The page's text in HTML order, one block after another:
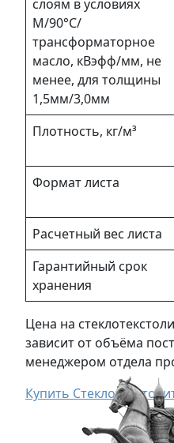
слоям в условиях
М/90°C/
трансформаторное
масло, кВэфф/мм, не
менее, для толщины
1,5мм/3,0мм
Плотность, кг/м³
Формат листа
Расчетный вес листа
Гарантийный срок
хранения
Цена на
зависит от объёма
менеджером отдела
Купить